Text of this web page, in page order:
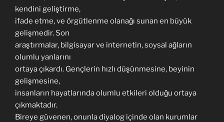
kendini geliştirme,
ifade etme, ve örgütlenme olanağı sunan en büyük
gelişmedir. Son
araştırmalar, bilgisayar ve internetin, soysal ağların
olumlu yanlarını
ortaya çıkardı. Gençlerin hızlı düşünmesine, beyinin
gelişmesine,
insanların hayatlarında olumlu etkileri olduğu ortaya
çıkmaktadır.
Bireye güvenen, onunla diyalog içinde olan kurumlar